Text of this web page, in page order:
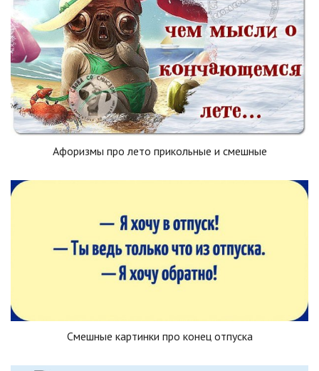
Афоризмы про лето прикольные и смешные
Смешные картинки про конец отпуска